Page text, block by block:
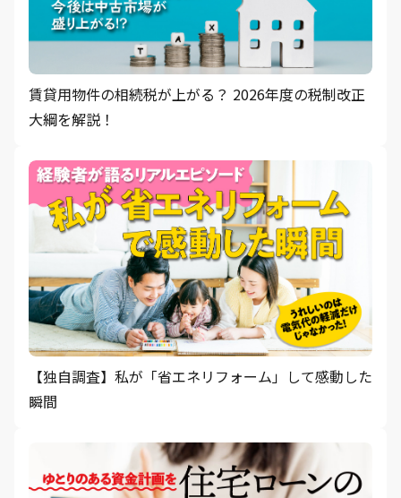
賃貸用物件の相続税が上がる？ 2026年度の税制改正
大綱を解説！
【独自調査】私が「省エネリフォーム」して感動した
瞬間